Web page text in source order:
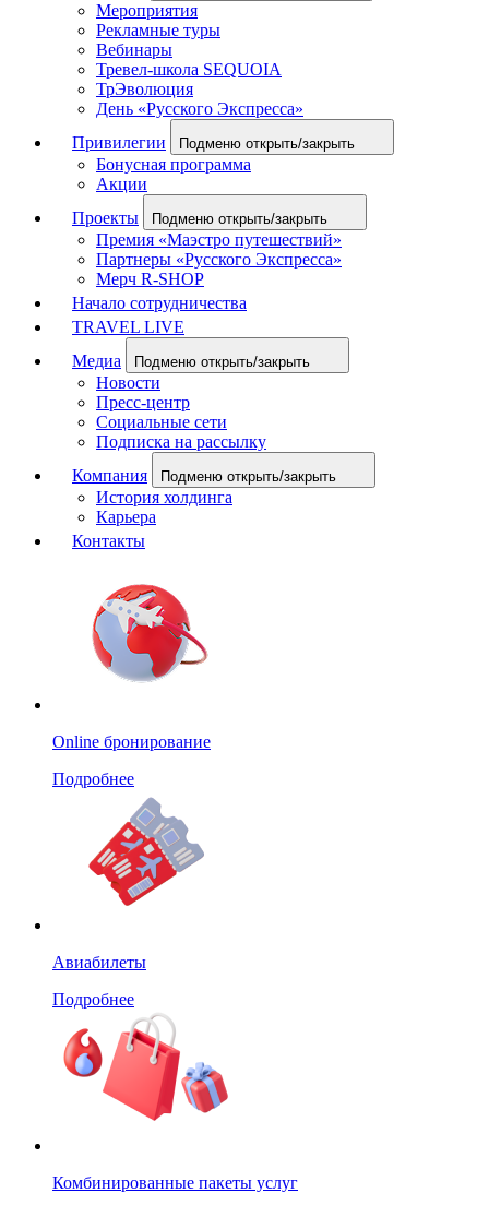
Мероприятия
Рекламные туры
Вебинары
Тревел-школа SEQUOIA
ТрЭволюция
День «Русского Экспресса»
Привилегии
Подменю открыть/закрыть
Бонусная программа
Акции
Проекты
Подменю открыть/закрыть
Премия «Маэстро путешествий»
Партнеры «Русского Экспресса»
Мерч R-SHOP
Начало сотрудничества
TRAVEL LIVE
Медиа
Подменю открыть/закрыть
Новости
Пресс-центр
Социальные сети
Подписка на рассылку
Компания
Подменю открыть/закрыть
История холдинга
Карьера
Контакты
Online бронирование
Подробнее
Авиабилеты
Подробнее
Комбинированные пакеты услуг